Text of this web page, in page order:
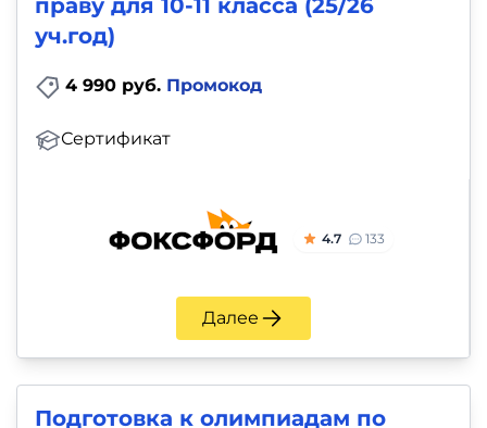
праву для 10-11 класса (25/26
уч.год)
4 990 руб. Промокод
Сертификат
4.7 133
Далее
Подготовка к олимпиадам по